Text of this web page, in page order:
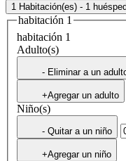
1 Habitación(es) - 1
habitación 1
habitación 1
Adulto(s)
- Eliminar a un
+Agregar un adulto
Niño(s)
- Quitar a un niño
+Agregar un niño